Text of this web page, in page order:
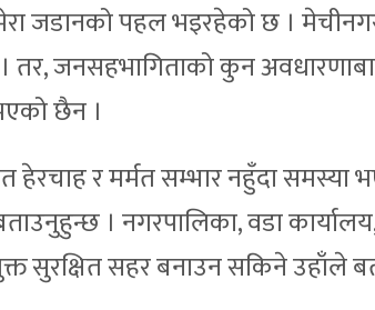
जडानको पहल भइरहेको छ ।
तर, जनसहभागिताको कुन
छैन ।
र मर्मत सम्भार नहुँदा समस्या
। नगरपालिका, वडा
सुरक्षित सहर बनाउन सकिने उहाँले